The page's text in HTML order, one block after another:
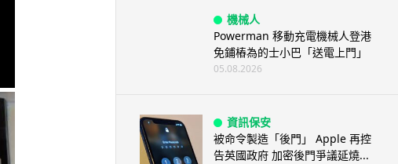
機械人
Powerman 移動充電機械人登港
免鋪樁為的士小巴「送電上門」
05.08.2026
資訊保安
被命令製造「後門」 Apple 再控
告英國政府 加密後門爭議延燒...